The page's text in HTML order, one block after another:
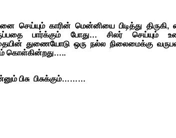
செய்யும் காரின் மென்னியை பிடித்து திருகி,
பார்க்கும் போது… சிலர் செய்யும்
துணையோடு ஒரு நல்ல நிலைமைக்கு
கொள்கின்றது…..
பிசு பிசுக்கும்………